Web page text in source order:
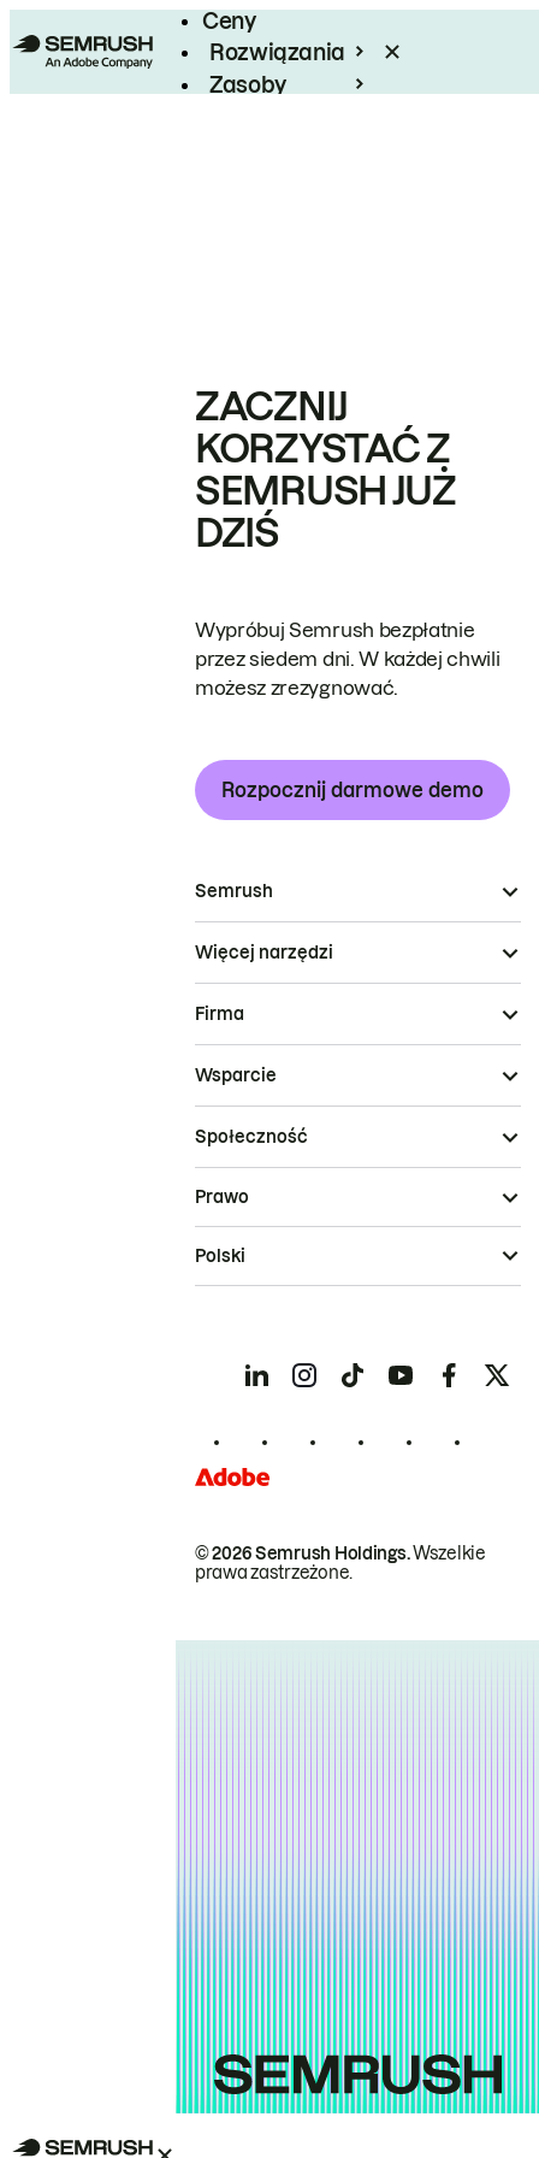
Ceny
Rozwiązania
Zasoby
ZACZNIJ
KORZYSTAĆ Z
SEMRUSH JUŻ
DZIŚ
Wypróbuj Semrush bezpłatnie
przez siedem dni. W każdej chwili
możesz zrezygnować.
Rozpocznij darmowe demo
Semrush
Więcej narzędzi
Firma
Wsparcie
Społeczność
© 2026 Semrush Holdings.Wszelkie
prawa zastrzeżone.
Prawo
Polski